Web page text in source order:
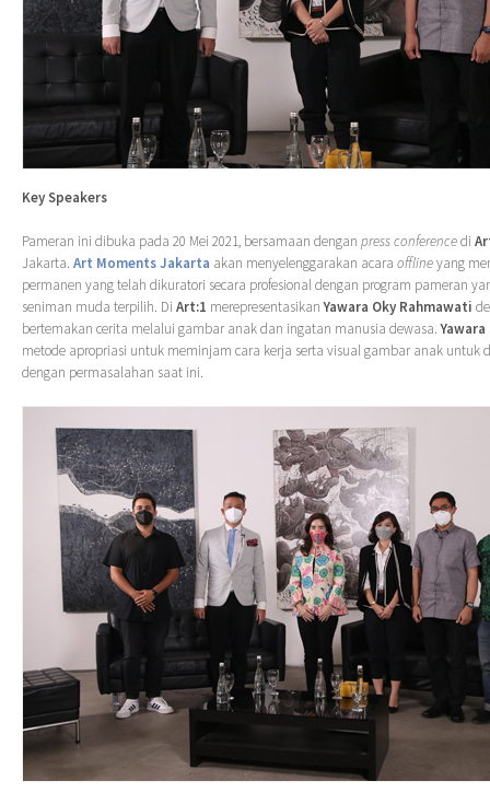
Key Speakers
Pameran ini dibuka pada 20 Mei 2021, bersamaan dengan press conferencedi
Jakarta. Art Moments Jakarta akan menyelenggarakan acara offlineyang
permanen yang telah dikuratori secara profesional dengan program pameran
seniman muda terpilih. Di Art:1 merepresentasikanYawara Oky Rahmawati
bertemakan cerita melalui gambar anak dan ingatan manusia dewasa.Yawara
metode apropriasi untuk meminjam cara kerja serta visual gambar anak untuk
dengan permasalahan saat ini.